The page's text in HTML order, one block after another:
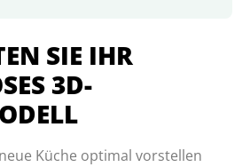
SIE IHR
3D-
Küche optimal vorstellen